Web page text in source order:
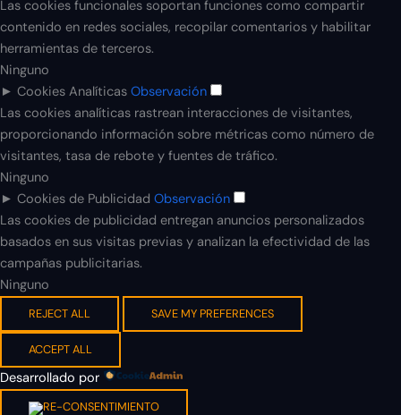
Las cookies funcionales soportan funciones como compartir
contenido en redes sociales, recopilar comentarios y habilitar
herramientas de terceros.
Ninguno
► Cookies Analíticas Observación
Las cookies analíticas rastrean interacciones de visitantes,
proporcionando información sobre métricas como número de
visitantes, tasa de rebote y fuentes de tráfico.
Ninguno
► Cookies de Publicidad Observación
Las cookies de publicidad entregan anuncios personalizados
basados en sus visitas previas y analizan la efectividad de las
campañas publicitarias.
Ninguno
REJECT ALL SAVE MY PREFERENCES
ACCEPT ALL
Desarrollado por